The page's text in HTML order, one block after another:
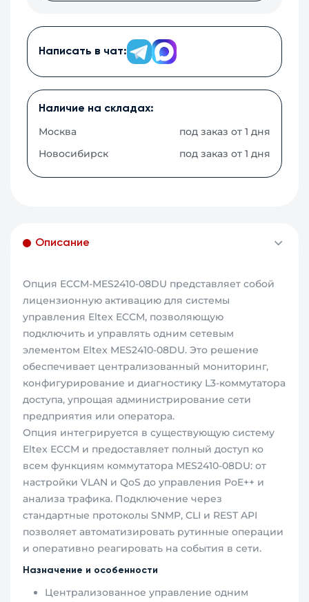
Написать в чат:
Наличие на складах:
Москва
под заказ от 1 дня
Новосибирск
под заказ от 1 дня
Описание
Опция ECCM-MES2410-08DU представляет собой
лицензионную активацию для системы
управления Eltex ECCM, позволяющую
подключить и управлять одним сетевым
элементом Eltex MES2410-08DU. Это решение
обеспечивает централизованный мониторинг,
конфигурирование и диагностику L3-коммутатора
доступа, упрощая администрирование сети
предприятия или оператора.
Опция интегрируется в существующую систему
Eltex ECCM и предоставляет полный доступ ко
всем функциям коммутатора MES2410-08DU: от
настройки VLAN и QoS до управления PoE++ и
анализа трафика. Подключение через
стандартные протоколы SNMP, CLI и REST API
позволяет автоматизировать рутинные операции
и оперативно реагировать на события в сети.
Назначение и особенности
Централизованное управление одним